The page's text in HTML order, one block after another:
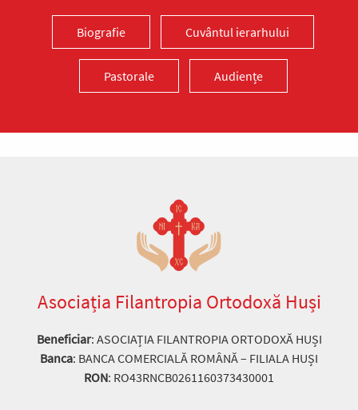
Biografie Cuvântul ierarhului
Pastorale Audiențe
Asociația Filantropia Ortodoxă Huși
Beneficiar: ASOCIAȚIA FILANTROPIA ORTODOXĂ HUȘI
Banca: BANCA COMERCIALĂ ROMÂNĂ – FILIALA HUȘI
RON: RO43RNCB0261160373430001